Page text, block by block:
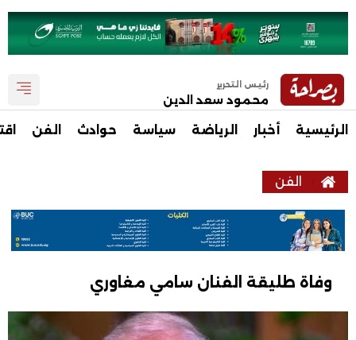
رئيس التحرير
محمود سعد الدين
الرئيسية أخبار الرياضة سياسة حوادث الفن
الفن
وفاة طليقة الفنان سامي مغاوري